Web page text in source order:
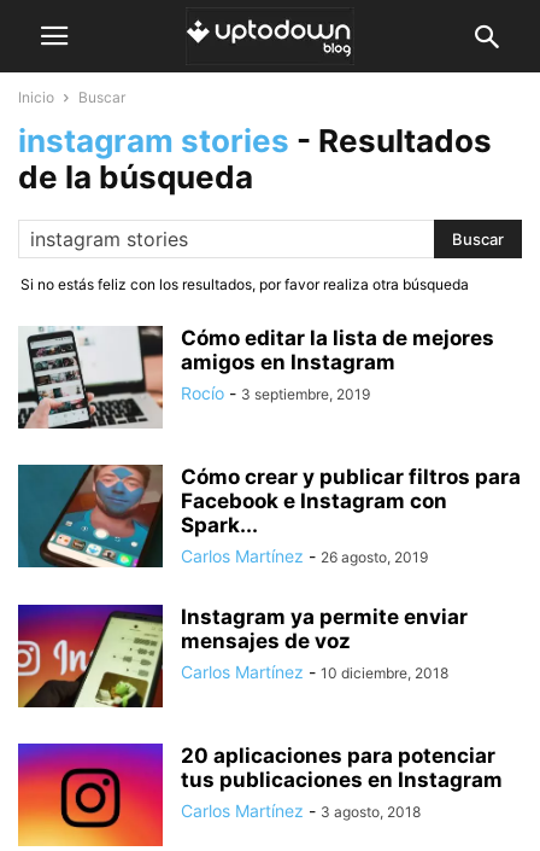
Inicio Buscar
instagram stories - Resultados
de la búsqueda
Si no estás feliz con los resultados, por favor realiza otra búsqueda
Cómo editar la lista de mejores
amigos en Instagram
Rocío - 3 septiembre, 2019
Cómo crear y publicar filtros para
Facebook e Instagram con
Spark...
Carlos Martínez - 26 agosto, 2019
Instagram ya permite enviar
mensajes de voz
Carlos Martínez - 10 diciembre, 2018
20 aplicaciones para potenciar
tus publicaciones en Instagram
Carlos Martínez - 3 agosto, 2018